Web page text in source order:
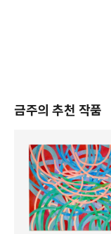
금주의 추천 작품